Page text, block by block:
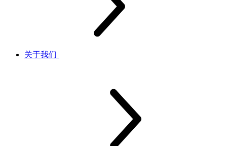
关于我们